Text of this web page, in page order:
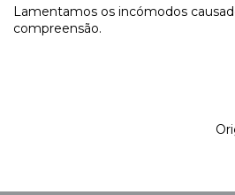
Lamentamos os incómodos
compreensão.